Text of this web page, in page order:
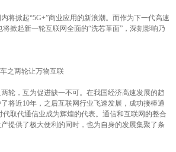
掀起“5G+”商业应用的新浪潮。而作为下一代高速
掀起新一轮互联网全面的“洗芯革面”，深刻影响乃
之两轮让万物互联
，互为促进缺一不可。在我国经济高速发展的趋
将近10年，之后互联网行业飞速发展，成功接棒通
取代通信业成为辉煌的代表。通信和互联网的整合
提供了极大便利的同时，也为自身的发展集聚了条